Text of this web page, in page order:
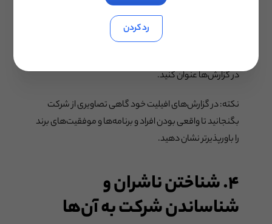
اعداد در افیلیت مارکتینگ اهمیت دارند اما محدودیت‌هایی
هم دارند. باید داستان‌های جذاب را هم تعریف کنید. مثلا اگر
در گزار‌ش‌ها عنوان کنید.
نکته: در گزارش‌های افیلیت خود گاهی تصاویری از شرکت
بگنجانید تا واقعی بودن افراد و برنامه‌ها و موفقیت‌های برند
را باورپذیرتر نشان دهید.
۴. شناختن ناشران و
شناساندن شرکت به آن‌ها
رد کردن